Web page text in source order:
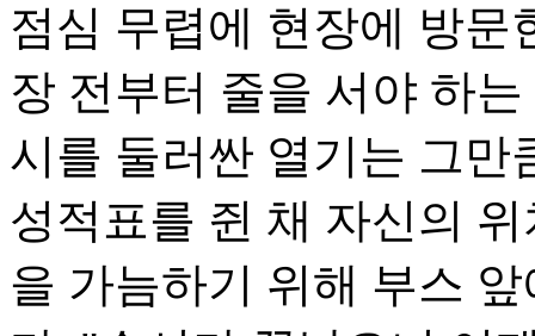
점심 무렵에 현장에 방문
장 전부터 줄을 서야 하
시를 둘러싼 열기는 그만
성적표를 쥔 채 자신의
을 가늠하기 위해 부스